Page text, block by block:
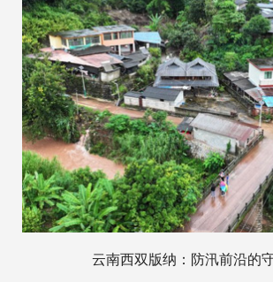
云南西双版纳：防汛前沿的